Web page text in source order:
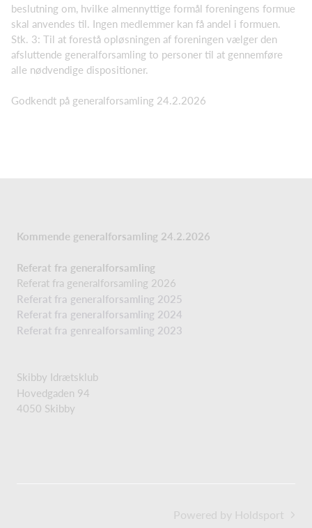
beslutning om, hvilke almennyttige formål foreningens formue
skal anvendes til. Ingen medlemmer kan få andel i formuen.
Stk. 3: Til at forestå opløsningen af foreningen vælger den
afsluttende generalforsamling to personer til at gennemføre
alle nødvendige dispositioner.
Godkendt på generalforsamling 24.2.2026
Kommende generalforsamling 24.2.2026
Referat fra generalforsamling
Referat fra generalforsamling 2026
Referat fra generalforsamling 2025
Referat fra generalforsamling 2024
Referat fra genrealforsamling 2023
Skibby Idrætsklub
Hovedgaden 94
4050 Skibby
Powered by Holdsport